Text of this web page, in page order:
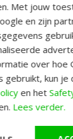
Met jouw
en zijn
over hoe
gebruikt, kun je
en het
Lees verder.